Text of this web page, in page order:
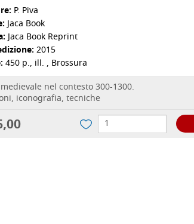
P. Piva
Jaca Book
Jaca Book Reprint
2015
450 p., ill. , Brossura
nel contesto 300-1300.
iconografia, tecniche